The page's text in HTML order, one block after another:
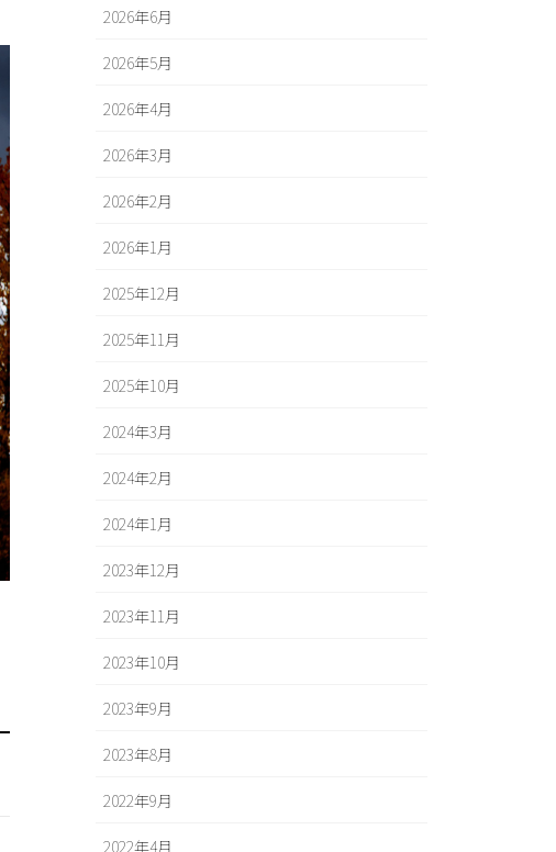
2026年6月
2026年5月
2026年4月
2026年3月
2026年2月
2026年1月
2025年12月
2025年11月
2025年10月
2024年3月
2024年2月
2024年1月
2023年12月
2023年11月
2023年10月
2023年9月
2023年8月
2022年9月
2022年4月